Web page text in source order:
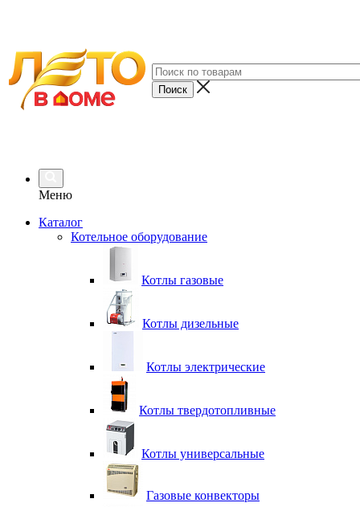
Меню
Каталог
Котельное оборудование
Котлы газовые
Котлы дизельные
Котлы электрические
Котлы твердотопливные
Котлы универсальные
Газовые конвекторы